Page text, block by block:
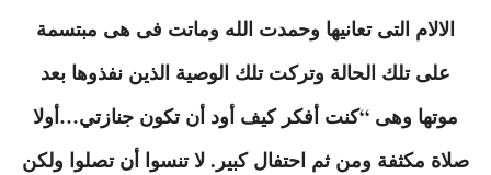
الالام التى تعانيها وحمدت الله وماتت فى هى مبتسمة
على تلك الحالة وتركت تلك الوصية الذين نفذوها بعد
موتها وهى “كنت أفكر كيف أود أن تكون جنازتي…أولا
صلاة مكثفة ومن ثم احتفال كبير. لا تنسوا أن تصلوا ولكن